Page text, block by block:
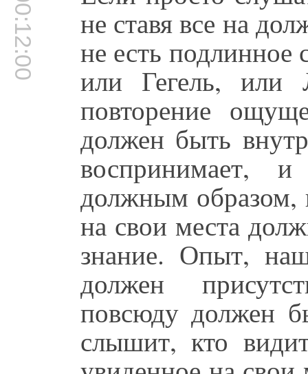
00:12:00 не ставя все на
не есть подлинное
или Гегель,
повторение
должен быть
воспринимает,
должным образом,
на свои места
знание. Опыт,
должен
повсюду должен
слышит, кто